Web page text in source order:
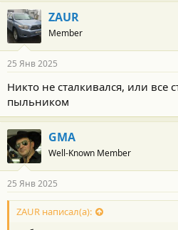
ZAUR
Member
25 Янв 2025
Никто не сталкивался, или все
пыльником
GMA
Well-Known Member
25 Янв 2025
ZAUR написал(а):